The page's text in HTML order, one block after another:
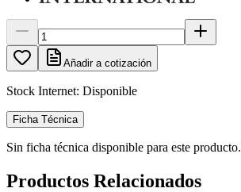
Añadir a cotización
Stock Internet: Disponible
Ficha Técnica
Sin ficha técnica disponible para este producto.
Productos Relacionados